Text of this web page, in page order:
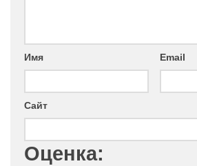
Имя Email
Сайт
Оценка: